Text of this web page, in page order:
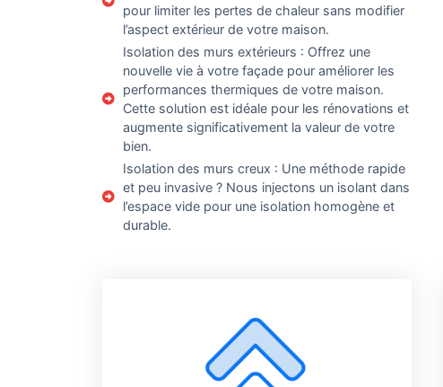
pour limiter les pertes de chaleur sans modifier
l’aspect extérieur de votre maison.
Isolation des murs extérieurs : Offrez une
nouvelle vie à votre façade pour améliorer les
performances thermiques de votre maison.
Cette solution est idéale pour les rénovations et
augmente significativement la valeur de votre
bien.
Isolation des murs creux : Une méthode rapide
et peu invasive ? Nous injectons un isolant dans
l’espace vide pour une isolation homogène et
durable.